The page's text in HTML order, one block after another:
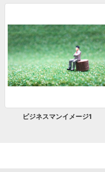
ビジネスマンイメージ1